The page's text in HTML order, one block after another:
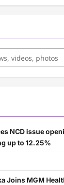
NCD issue
up to 12.25%
Joins MGM